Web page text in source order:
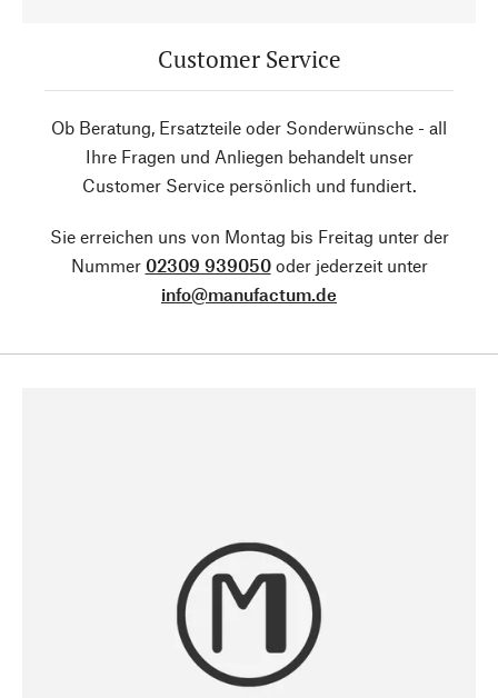
Customer Service
Ob Beratung, Ersatzteile oder Sonderwünsche - all
Ihre Fragen und Anliegen behandelt unser
Customer Service persönlich und fundiert.
Sie erreichen uns von Montag bis Freitag unter der
Nummer 02309 939050oder jederzeit unter
info@manufactum.de